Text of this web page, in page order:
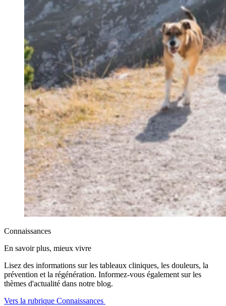
Connaissances
En savoir plus, mieux vivre
Lisez des informations sur les tableaux cliniques, les douleurs, la
prévention et la régénération. Informez-vous également sur les
thèmes d'actualité dans notre blog.
Vers la rubrique Connaissances